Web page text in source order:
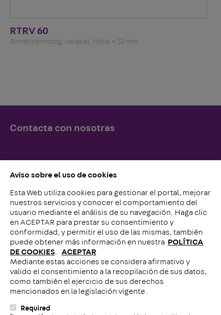
Aviso sobre el uso de cookies
Esta Web utiliza cookies para gestionar el portal, mejorar
nuestros servicios y conocer el comportamiento del
usuario mediante el análisis de su navegación. Haga clic
en ACEPTAR para prestar su consentimiento y
conformidad, y permitir el uso de las mismas, también
puede obtener más información en nuestra POLÍTICA
DE COOKIES
ACEPTAR
Mediante estas acciones se considera afirmativo y
valido el consentimiento a la recopilación de sus datos,
como también el ejercicio de sus derechos
mencionados en la legislación vigente.
Required
RTRV 60
Rinnentrennsteg, variabel, Höhe = 50 mm
Contacta con nosotras
Contacto con nosotros
Llámenos